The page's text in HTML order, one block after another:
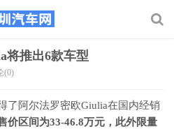
将推出6款车型
(0)
了阿尔法罗密欧Giulia在国内经销
价区间为33-46.8万元，此外限量